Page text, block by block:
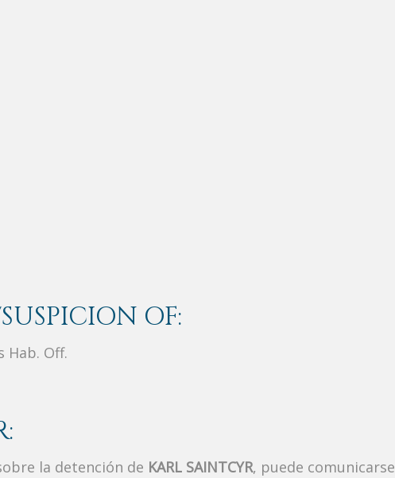
OF:
Hab. Off.
la detención de KARL SAINTCYR, puede comunicarse